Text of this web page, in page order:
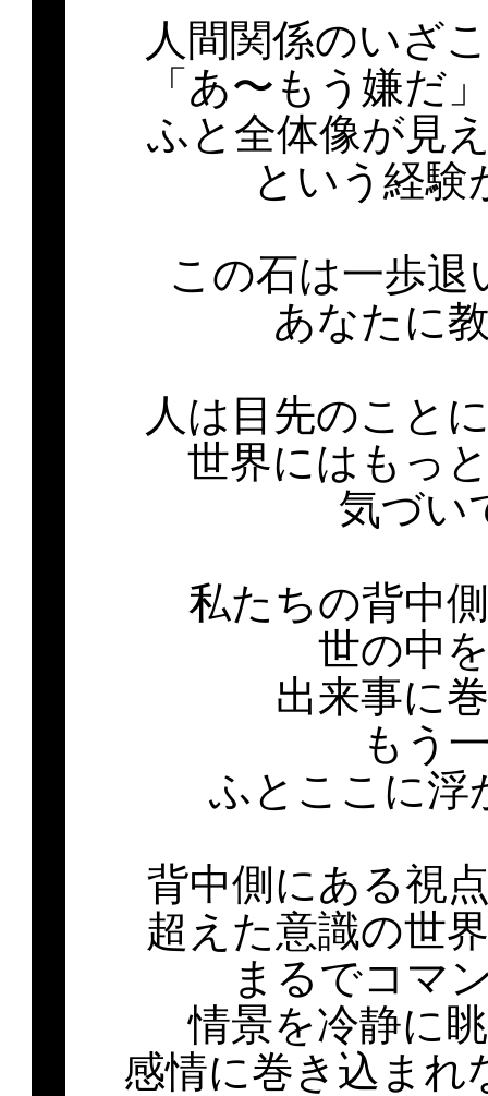
人間関係のいざ
「あ〜もう嫌だ
ふと全体像が見
という経験
この石は一歩退
あなたに
人は目先のこと
世界にはもっ
気づい
私たちの背中
世の中
出来事に
もう
ふとここに浮
背中側にある視
超えた意識の世
まるでコマ
情景を冷静に
感情に巻き込まれ